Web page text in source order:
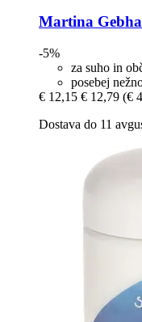
Martina
-5%
za suho in
posebej
€ 12,15 € 12,79 (€
Dostava do 11